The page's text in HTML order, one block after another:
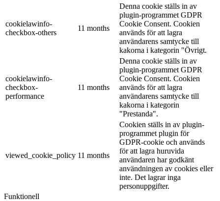
cookielawinfo-
checkbox-others
11 months
Denna cookie ställs in av
plugin-programmet GDPR
Cookie Consent. Cookien
används för att lagra
användarens samtycke till
kakorna i kategorin "Övrigt.
cookielawinfo-
checkbox-
performance
11 months
Denna cookie ställs in av
plugin-programmet GDPR
Cookie Consent. Cookien
används för att lagra
användarens samtycke till
kakorna i kategorin
"Prestanda".
viewed_cookie_policy 11 months
Cookien ställs in av plugin-
programmet plugin för
GDPR-cookie och används
för att lagra huruvida
användaren har godkänt
användningen av cookies eller
inte. Det lagrar inga
personuppgifter.
Funktionell